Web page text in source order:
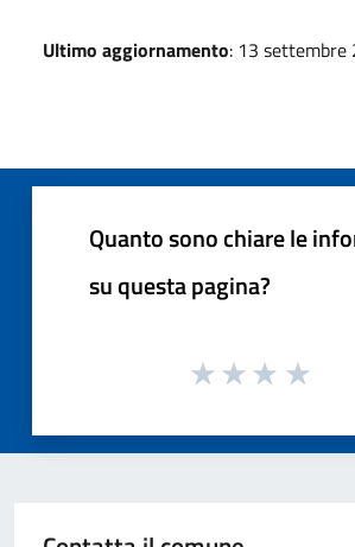
Ultimo aggiornamento: 13 settembre
Quanto sono chiare le
su questa pagina?